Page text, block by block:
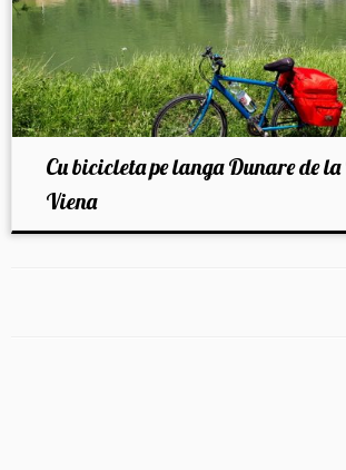
Cu bicicleta pe langa Dunare de
Viena